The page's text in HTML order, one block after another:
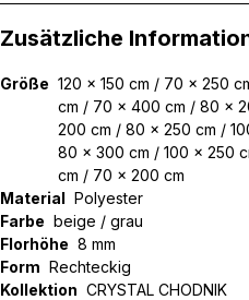
Zusätzliche
Größe 120 x 150 cm / 70 x 250
cm / 70 x 400 cm / 80 x
200 cm / 80 x 250 cm /
80 x 300 cm / 100 x 250
cm / 70 x 200 cm
Material Polyester
Farbe beige / grau
Florhöhe 8 mm
Form Rechteckig
Kollektion CRYSTAL CHODNIK
Wir verwenden
können und um
Website an unsere
mit weiteren Daten
Dienste gesammelt haben.